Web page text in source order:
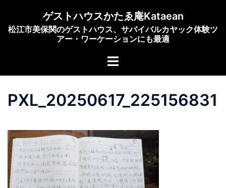
ゲストハウスかたゑ庵Kataean
松江市美保関のゲストハウス、サバイバルカヤック体験ツ
アー・ワーケーションにも最適
ト
メ
ー
PXL_20250617_225156831